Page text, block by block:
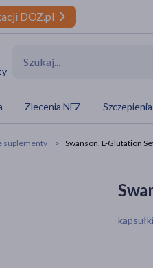
DOZ.pl
Zlecenia NFZ
suplementy Swanson, L-Glutation
kapsułki